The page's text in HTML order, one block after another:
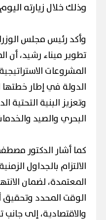
وذلك خلال زيارته
وأكد رئيس مجلس
تطوير ميناء رشيد، أن
المشروعات
الدولة في إطار خطتها
وتعزيز البنية التحتية
البحري والصيد
كما أشار الدكتور
الالتزام بالجداول
المعتمدة، لضمان
الوقت المحدد وتحقيق
والاقتصادية، إلى